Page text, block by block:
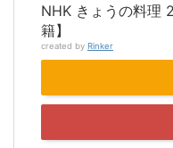
NHK きょうの料理
籍】
created by Rinker